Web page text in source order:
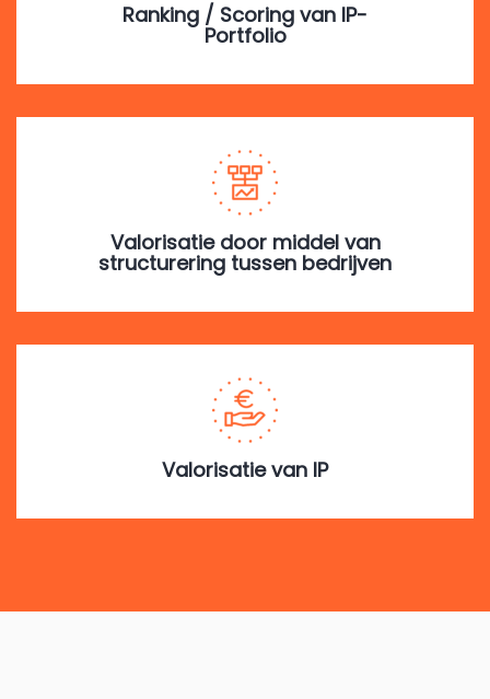
Ranking / Scoring van IP-
Portfolio
Valorisatie door middel van
structurering tussen bedrijven
Valorisatie van IP